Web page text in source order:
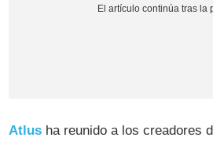
Atlus ha reunido a los creadores